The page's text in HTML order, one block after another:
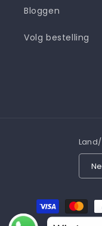
Bloggen
Volg bestelling